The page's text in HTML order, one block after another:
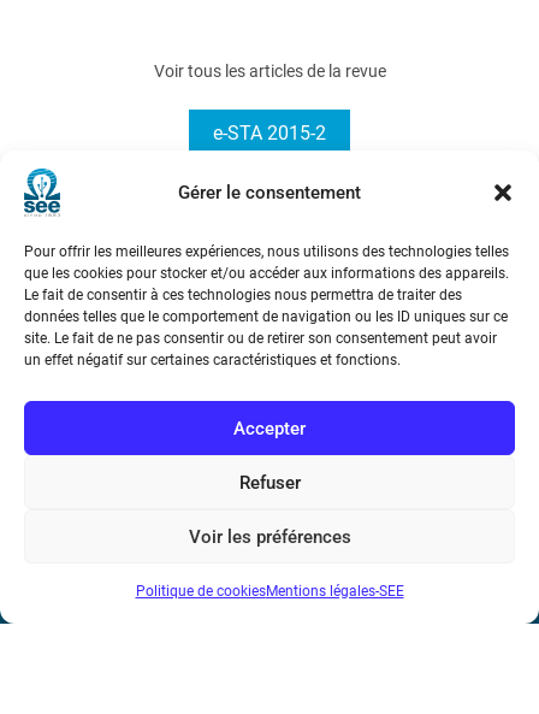
Gérer le consentement
Pour offrir les meilleures expériences, nous utilisons des technologies telles
que les cookies pour stocker et/ou accéder aux informations des appareils.
Le fait de consentir à ces technologies nous permettra de traiter des
données telles que le comportement de navigation ou les ID uniques sur ce
site. Le fait de ne pas consentir ou de retirer son consentement peut avoir
un effet négatif sur certaines caractéristiques et fonctions.
Accepter
Refuser
Voir les préférences
Politique de cookiesMentions légales-SEE
Voir tous les articles de la revue
e-STA 2015-2
Société de l’Electricité, de l’Electronique et des Technologies
17 rue de l’Amiral Hamelin75116 Paris
Métro : « Boissière » Ligne 6 et « Iéna » Ligne 9
Téléphone : (+33) 1 56 90 37 17
N° de SIREN : 785 393 232, Code APE : 9412Z TVA intra-